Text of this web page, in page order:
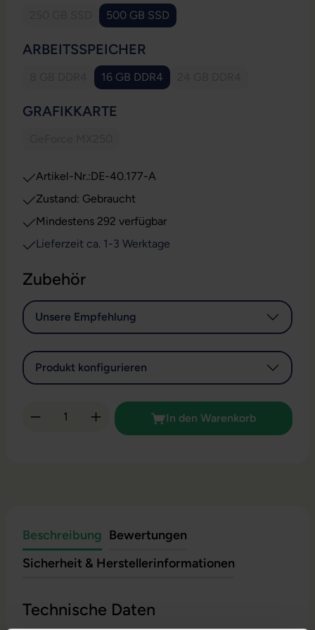
(Diese Option ist zurzeit nicht verfügbar.)
500 GB SSD
ARBEITSSPEICHER
(Diese Option ist zurzeit nicht verfügbar.)
16 GB DDR4
GRAFIKKARTE
Artikel-Nr.:DE-40.177-A
Zustand: Gebraucht
Mindestens 292 verfügbar
Lieferzeit ca. 1-3 Werktage
Zubehör
Unsere Empfehlung
Produkt konfigurieren
Produkt Anzahl: Gib den gewünschten
In den Warenkorb
Beschreibung Bewertungen
Sicherheit & Herstellerinformationen
Technische Daten